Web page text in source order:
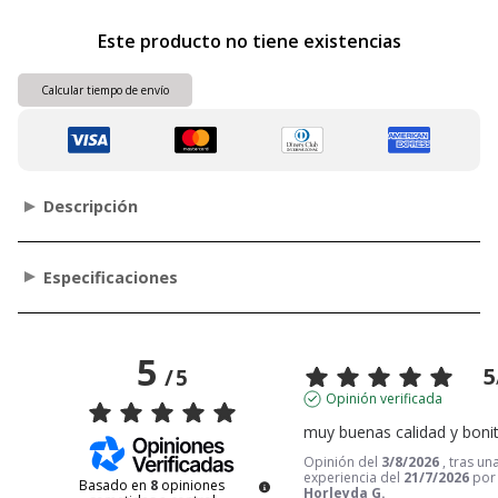
Este producto no tiene existencias
Calcular tiempo de envío
Descripción
Especificaciones
5/5
Basado en 8 opiniones
5
Opinión verificada
muy buenas calidad y
Opinión del 3/8/2026, tras
experiencia del 21/7/2026 por
Horleyda G.